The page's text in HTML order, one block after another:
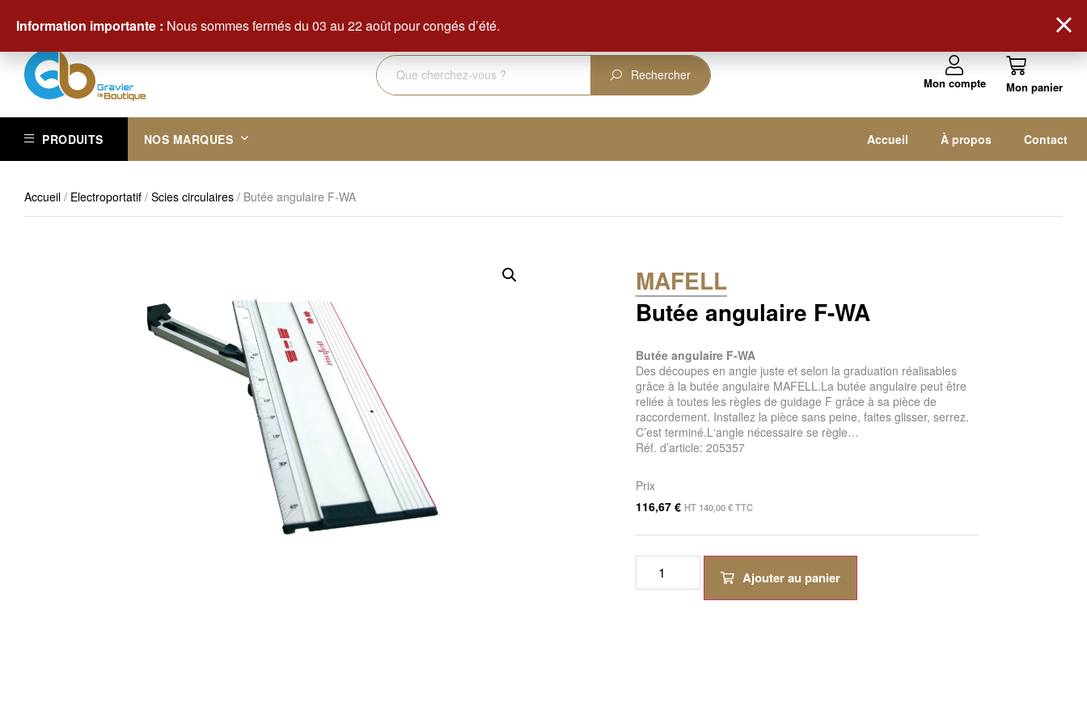
ENVOI GRATUIT DÈS 350 € D'ACHAT
Rechercher Mon compte
PRODUITS NOS MARQUES Accueil À propos Contact
Accueil / Electroportatif / Scies circulaires / Butée angulaire F-WA
MAFELL
Butée angulaire F-WA
Butée angulaire F-WA
Des découpes en angle juste et selon la graduation réalisables
grâce à la butée angulaire MAFELL.La butée angulaire peut être
reliée à toutes les règles de guidage F grâce à sa pièce de
raccordement. Installez la pièce sans peine, faites glisser, serrez.
C’est terminé.L‘angle nécessaire se règle…
Réf. d’article: 205357
Prix
116,67 € HT 140,00€TTC
Ajouter au panier
Information importante : Nous sommes fermés du 03 au 22 août pour congés d’été.